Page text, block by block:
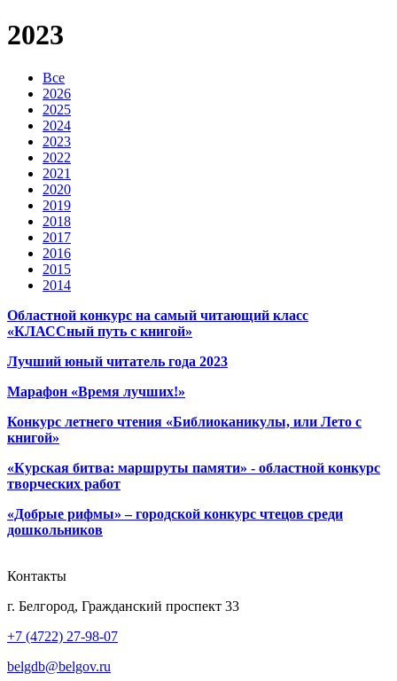
2023
Все
2026
2025
2024
2023
2022
2021
2020
2019
2018
2017
2016
2015
2014
Областной конкурс на самый читающий класс
«КЛАССный путь с книгой»
Лучший юный читатель года 2023
Марафон «Время лучших!»
Конкурс летнего чтения «Библиоканикулы, или Лето с
книгой»
«Курская битва: маршруты памяти» - областной конкурс
творческих работ
«Добрые рифмы» – городской конкурс чтецов среди
дошкольников
Контакты
г. Белгород, Гражданский проспект 33
+7 (4722) 27-98-07
belgdb@belgov.ru